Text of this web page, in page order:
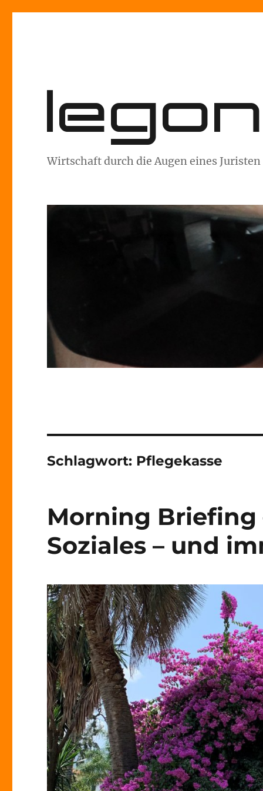
Wirtschaft durch die Augen eines Juristen
Schlagwort: Pflegekasse
Morning Briefing
Soziales – und